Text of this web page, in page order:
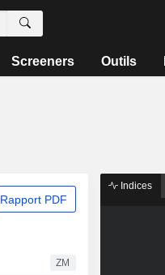
Screeners Outils
Rapport PDF
ZM
Indices